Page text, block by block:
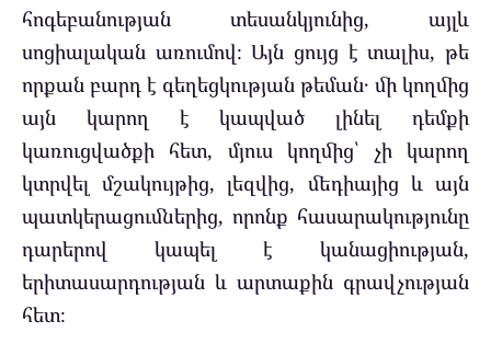
հոգեբանության տեսանկյունից, այլև
սոցիալական առումով։ Այն ցույց է տալիս, թե
որքան բարդ է գեղեցկության թեման․ մի կողմից
այն կարող է կապված լինել դեմքի
կառուցվածքի հետ, մյուս կողմից՝ չի կարող
կտրվել մշակույթից, լեզվից, մեդիայից և այն
պատկերացումներից, որոնք հասարակությունը
դարերով կապել է կանացիության,
երիտասարդության և արտաքին գրավչության
հետ։